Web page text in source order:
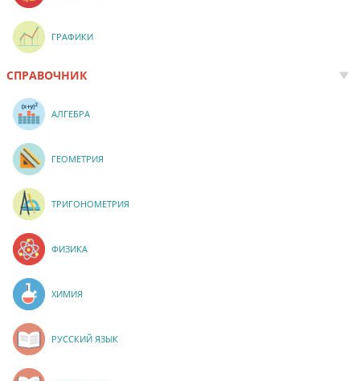
ГРАФИКИ
СПРАВОЧНИК
АЛГЕБРА
ГЕОМЕТРИЯ
ТРИГОНОМЕТРИЯ
ФИЗИКА
ХИМИЯ
РУССКИЙ ЯЗЫК